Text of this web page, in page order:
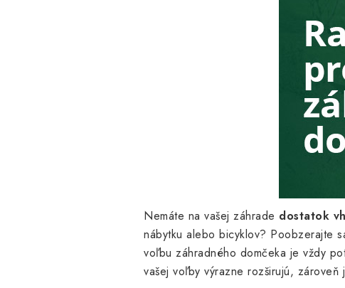
Nemáte na vašej záhrade dostatok
nábytku alebo bicyklov? Poobzerajte
voľbu záhradného domčeka je vždy
vašej voľby výrazne rozširujú,